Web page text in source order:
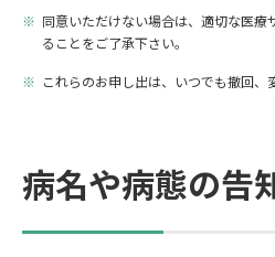
同意いただけない場合は、適切な医療
ることをご了承下さい。
これらのお申し出は、いつでも撤回、
病名や病態の告